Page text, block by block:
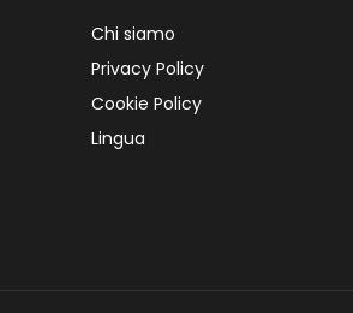
Chi siamo
Privacy Policy
Cookie Policy
Lingua